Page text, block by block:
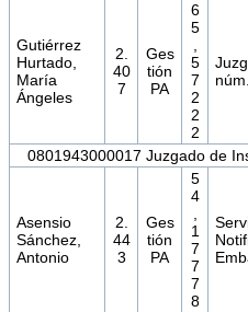
Gutiérrez
Hurtado,
María
Ángeles
2.
40
7
Ges
tión
PA
6
5
,
5
7
2
2
2
0801943000017 Juzgado de
Asensio
Sánchez,
Antonio
2.
44
3
Ges
tión
PA
5
4
,
1
7
7
7
8